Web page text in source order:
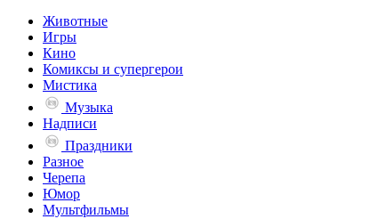
Животные
Игры
Кино
Комиксы и супергерои
Мистика
Музыка
Надписи
Праздники
Разное
Черепа
Юмор
Мультфильмы